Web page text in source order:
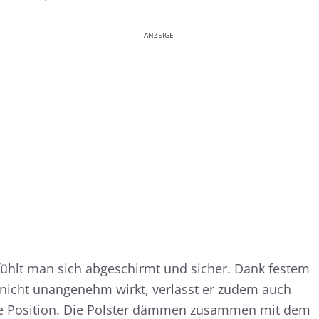
ANZEIGE
man sich abgeschirmt und sicher. Dank festem
unangenehm wirkt, verlässt er zudem auch
Position. Die Polster dämmen zusammen mit dem